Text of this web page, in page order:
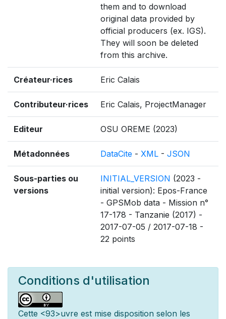
them and to download
original data provided by
official producers (ex. IGS).
They will soon be deleted
from this archive.
Créateur·rices Eric Calais
Contributeur·rices Eric Calais, ProjectManager
Editeur OSU OREME (2023)
Métadonnées DataCite - XML - JSON
Sous-parties ou
versions
INITIAL_VERSION (2023 -
initial version): Epos-France
- GPSMob data - Mission n°
17-178 - Tanzanie (2017) -
2017-07-05 / 2017-07-18 -
22 points
Conditions d'utilisation
Cette <93>uvre est mise disposition selon les